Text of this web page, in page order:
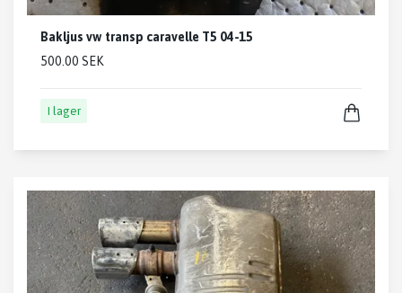
Bakljus vw transp caravelle T5 04-15
500.00 SEK
I lager